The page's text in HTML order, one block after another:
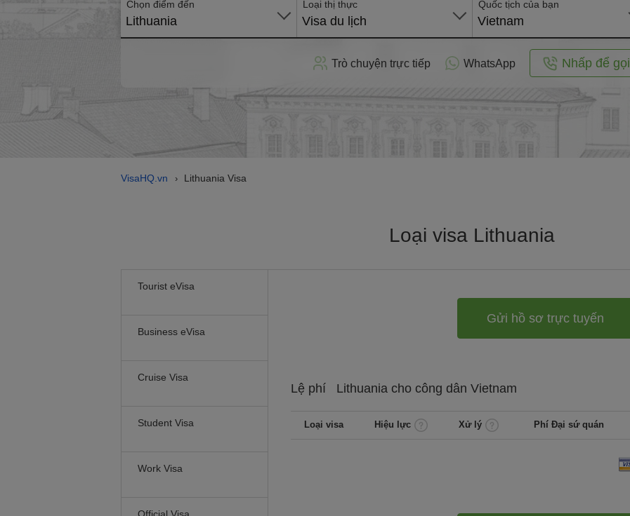
Chọn điểm đến
Lithuania
Loại thị thực
Visa du lịch
Quốc tịch của bạn
Vietnam
Trò chuyện trực tiếp WhatsApp Nhấp để gọi
VisaHQ.vn › Lithuania Visa
Loại visa Lithuania
Tourist eVisa
Business eVisa
Cruise Visa
Student Visa
Work Visa
Gửi hồ sơ trực tuyến
Lệ phí Lithuania cho công dân Vietnam
Loại visa Hiệu lực Xử lý Phí Đại sứ quán